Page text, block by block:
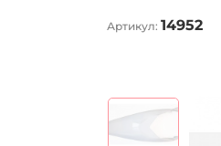
Артикул: 14952